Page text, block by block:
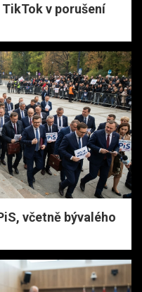
v porušení
včetně bývalého